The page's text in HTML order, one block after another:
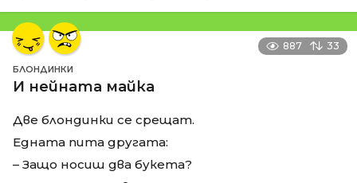
887 33
БЛОНДИНКИ
И нейната майка
Две блондинки се срещат.
Едната пита другата:
– Защо носиш два букета?